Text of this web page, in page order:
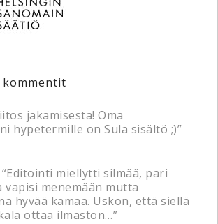
kommentit
jakamisesta! Oma
hypetermille on Sula sisältö ;)”
Editointi miellytti silmää, pari
vapisi menemään mutta
hyvää kamaa. Uskon, että siellä
ottaa ilmaston…”